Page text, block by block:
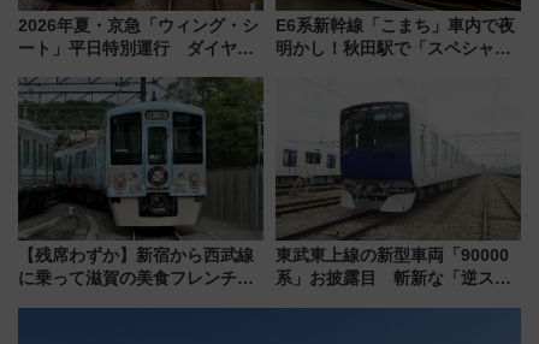
2026年夏・京急「ウィング・シ
ート」平日特別運行 ダイヤ・
三浦海岸を堪能できるお出かけ
プランもご紹介
E6系新幹線「こまち」車内で夜
明かし！秋田駅で「スペシャル
【残席わずか】新宿から西武線
に乗って滋賀の美食フレンチを
東武東上線の新型車両「90000
系」お披露目 斬新な「逆スラ